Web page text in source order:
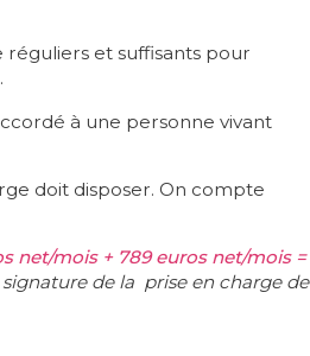
réguliers et suffisants pour
à une personne vivant
doit disposer. On compte
net/mois + 789 euros net/mois =
de la prise en charge de